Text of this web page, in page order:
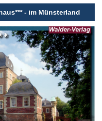
- im Münsterland